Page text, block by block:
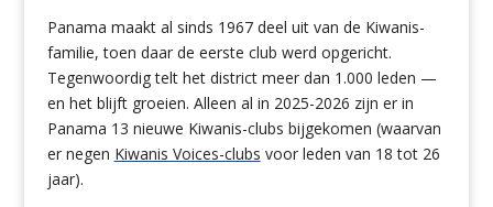
Panama maakt al sinds 1967 deel uit van de Kiwanis-
familie, toen daar de eerste club werd opgericht.
Tegenwoordig telt het district meer dan 1.000 leden —
en het blijft groeien. Alleen al in 2025-2026 zijn er in
Panama 13 nieuwe Kiwanis-clubs bijgekomen (waarvan
er negen Kiwanis Voices-clubs voor leden van 18 tot 26
jaar).